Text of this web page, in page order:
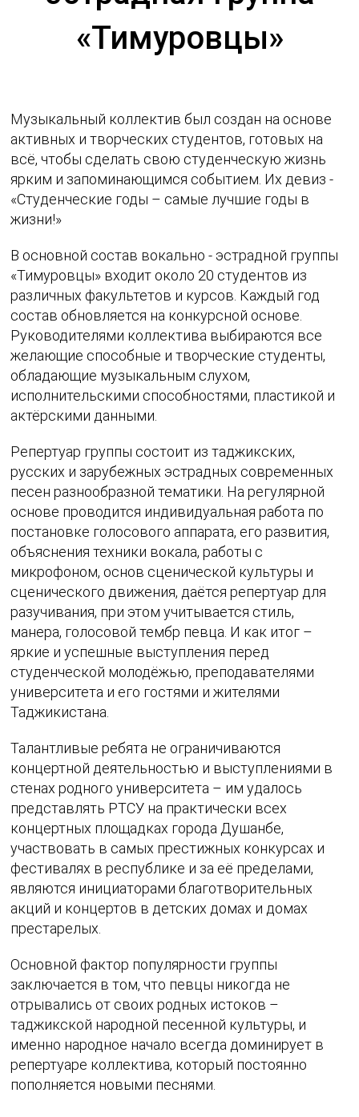
«Тимуровцы»
Музыкальный коллектив был создан на основе
активных и творческих студентов, готовых на
всё, чтобы сделать свою студенческую жизнь
ярким и запоминающимся событием. Их девиз -
«Студенческие годы – самые лучшие годы в
жизни!»
В основной состав вокально - эстрадной группы
«Тимуровцы» входит около 20 студентов из
различных факультетов и курсов. Каждый год
состав обновляется на конкурсной основе.
Руководителями коллектива выбираются все
желающие способные и творческие студенты,
обладающие музыкальным слухом,
исполнительскими способностями, пластикой и
актёрскими данными.
Репертуар группы состоит из таджикских,
русских и зарубежных эстрадных современных
песен разнообразной тематики. На регулярной
основе проводится индивидуальная работа по
постановке голосового аппарата, его развития,
объяснения техники вокала, работы с
микрофоном, основ сценической культуры и
сценического движения, даётся репертуар для
разучивания, при этом учитывается стиль,
манера, голосовой тембр певца. И как итог –
яркие и успешные выступления перед
студенческой молодёжью, преподавателями
университета и его гостями и жителями
Таджикистана.
Талантливые ребята не ограничиваются
концертной деятельностью и выступлениями в
стенах родного университета – им удалось
представлять РТСУ на практически всех
концертных площадках города Душанбе,
участвовать в самых престижных конкурсах и
фестивалях в республике и за её пределами,
являются инициаторами благотворительных
акций и концертов в детских домах и домах
престарелых.
Основной фактор популярности группы
заключается в том, что певцы никогда не
отрывались от своих родных истоков –
таджикской народной песенной культуры, и
именно народное начало всегда доминирует в
репертуаре коллектива, который постоянно
пополняется новыми песнями.